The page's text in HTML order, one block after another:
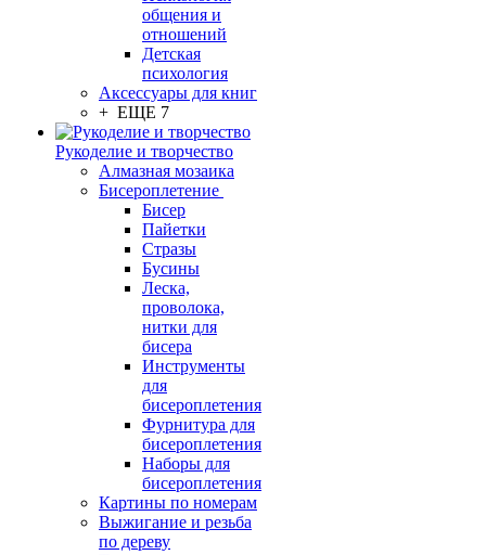
общения и
отношений
Детская
психология
Аксессуары для книг
+ ЕЩЕ 7
Рукоделие и творчество
Алмазная мозаика
Бисероплетение
Бисер
Пайетки
Стразы
Бусины
Леска,
проволока,
нитки для
бисера
Инструменты
для
бисероплетения
Фурнитура для
бисероплетения
Наборы для
бисероплетения
Картины по номерам
Выжигание и резьба
по дереву